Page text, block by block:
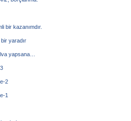
bir kazanımdır.
yaradır
yapsana…
2
1